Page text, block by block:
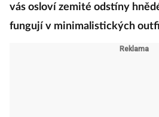
vás osloví zemité odstíny
fungují v minimalistických